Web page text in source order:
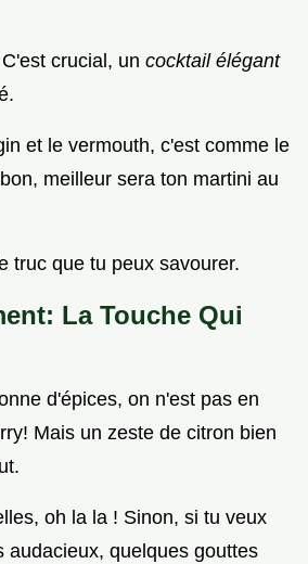
crucial, un cocktail élégant
et le vermouth, c'est comme le
meilleur sera ton martini au
truc que tu peux savourer.
La Touche Qui
d'épices, on n'est pas en
Mais un zeste de citron bien
oh la la ! Sinon, si tu veux
audacieux, quelques gouttes